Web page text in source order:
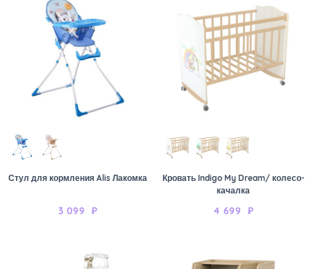
Стул для кормления Alis Лакомка
3 099 ₽
Кровать Indigo My Dream/ колесо-
качалка
4 699 ₽